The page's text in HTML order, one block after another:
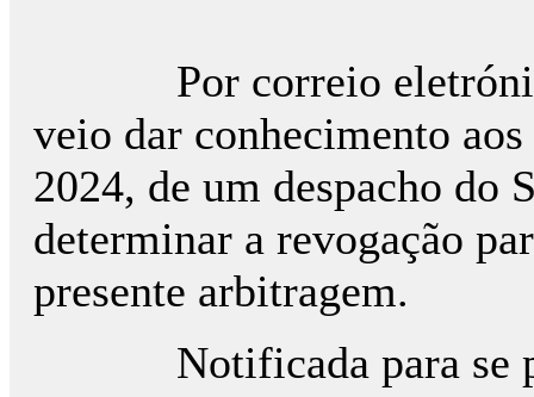
Por correio eletrónico
veio dar conhecimento
2024, de um despacho do
determinar a revo­ga­ção
presente arbitragem.
Notificada para se